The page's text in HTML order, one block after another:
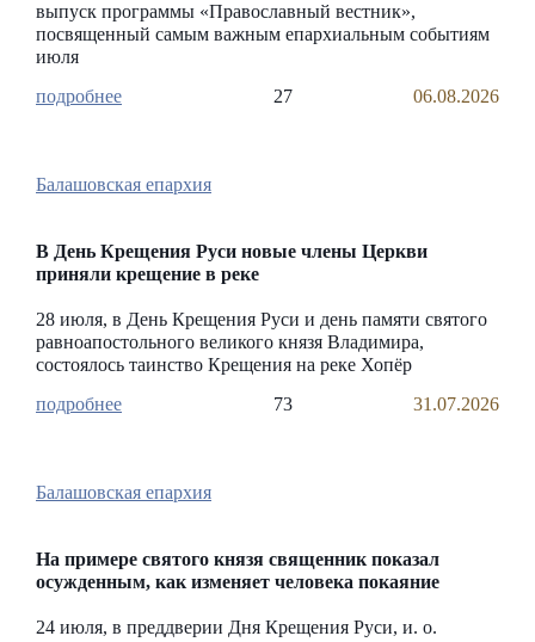
выпуск программы «Православный вестник»,
посвященный самым важным епархиальным событиям
июля
27
06.08.2026
Балашовская епархия
В День Крещения Руси новые члены Церкви
приняли крещение в реке
28 июля, в День Крещения Руси и день памяти святого
равноапостольного великого князя Владимира,
состоялось таинство Крещения на реке Хопёр
73
31.07.2026
Балашовская епархия
На примере святого князя священник показал
осужденным, как изменяет человека покаяние
24 июля, в преддверии Дня Крещения Руси, и. о.